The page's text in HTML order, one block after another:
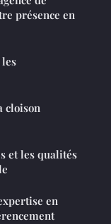
présence en
cloison
en